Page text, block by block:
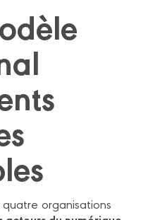
quatre organisations